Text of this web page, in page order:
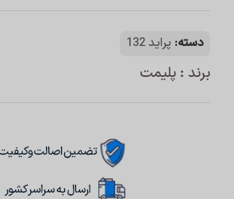
دسته: پراید 132
برند : پلیمت